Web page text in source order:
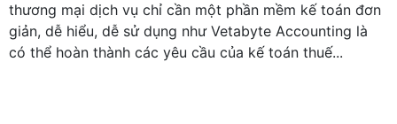
thương mại dịch vụ chỉ cần một phần mềm kế toán đơn
giản, dễ hiểu, dễ sử dụng như Vetabyte Accounting là
có thể hoàn thành các yêu cầu của kế toán thuế...